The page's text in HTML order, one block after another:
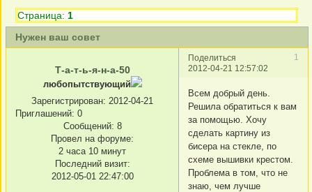
Нужен ваш совет
Страница: 1
Поделиться
1
2012-04-21 12:57:02
Т-а-т-ь-я-н-а-50
любопытствующий
Зарегистрирован: 2012-04-21
Приглашений: 0
Сообщений: 8
Провел на форуме:
2 часа 10 минут
Последний визит:
2012-05-01 22:47:00
Всем добрый день.
Решила обратиться к вам
за помощью. Хочу
сделать картину из
бисера на стекле, по
схеме вышивки крестом.
Проблема в том, что не
знаю, чем лучше